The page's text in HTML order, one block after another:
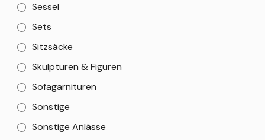
Sessel
Sets
Sitzsäcke
Skulpturen & Figuren
Sofagarnituren
Sonstige
Sonstige Anlässe